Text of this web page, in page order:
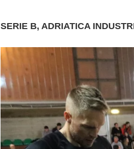
SERIE B, ADRIATICA
Ingrandisci